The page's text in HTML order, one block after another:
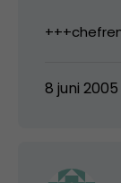
8 juni